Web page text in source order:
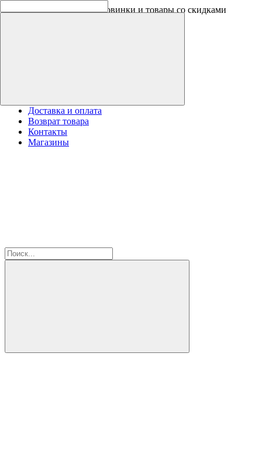
Скидки на новинки до -30%
Доставка и оплата
Возврат товара
Контакты
Магазины